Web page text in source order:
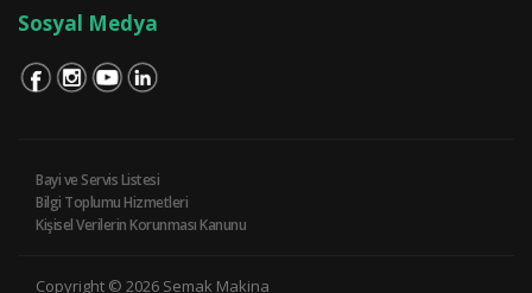
Sosyal Medya
Bayi ve Servis Listesi
Bilgi Toplumu Hizmetleri
Kişisel Verilerin Korunması Kanunu
Copyright © 2026 Semak Makina